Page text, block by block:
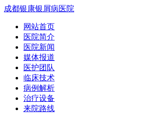
成都银康银屑病医院
网站首页
医院简介
医院新闻
媒体报道
医护团队
临床技术
病例解析
治疗设备
来院路线